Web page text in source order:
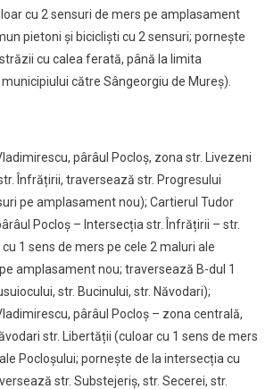
cu 2 sensuri de mers pe amplasament
pietoni și bicicliști cu 2 sensuri; pornește
cu calea ferată, până la limita
către Sângeorgiu de Mureș).
pârâul Pocloș, zona str. Livezeni
Înfrățirii, traversează str. Progresului
pe amplasament nou); Cartierul Tudor
Pocloș – Intersecția str. Înfrățirii – str.
1 sens de mers pe cele 2 maluri ale
amplasament nou; traversează B-dul 1
str. Bucinului, str. Năvodari);
pârâul Pocloș – zona centrală,
str. Libertății (culoar cu 1 sens de mers
Pocloșului; pornește de la intersecția cu
str. Substejeriș, str. Secerei, str.